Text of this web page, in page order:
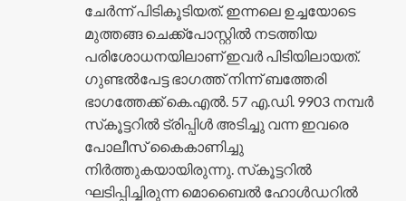
ചേർന്ന് പിടികൂടിയത്. ഇന്നലെ ഉച്ചയോടെ
മുത്തങ്ങ ചെക്ക്‌പോസ്റ്റിൽ നടത്തിയ
പരിശോധനയിലാണ് ഇവർ പിടിയിലായത്.
ഗുണ്ടൽപേട്ട ഭാഗത്ത് നിന്ന് ബത്തേരി
ഭാഗത്തേക്ക് കെ.എൽ. 57 എ.ഡി. 9903 നമ്പർ
സ്‌കൂട്ടറിൽ ട്രിപ്പിൾ അടിച്ചു വന്ന ഇവരെ
പോലീസ് കൈകാണിച്ചു
നിർത്തുകയായിരുന്നു. സ്‌കൂട്ടറിൽ
ഘടിപ്പിച്ചിരുന്ന മൊബൈൽ ഹോൾഡറിൽ